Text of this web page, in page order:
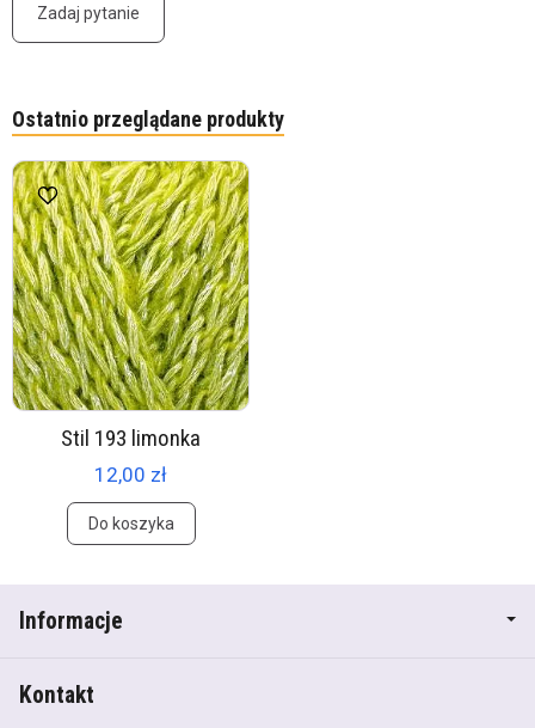
Zadaj pytanie
Ostatnio przeglądane produkty
Stil 193 limonka
12,00 zł
Do koszyka
Informacje
Kontakt